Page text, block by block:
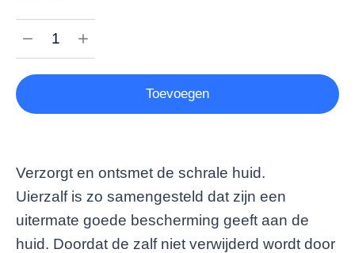
Toevoegen
Verzorgt en ontsmet de schrale huid.
Uierzalf is zo samengesteld dat zijn een
uitermate goede bescherming geeft aan de
huid. Doordat de zalf niet verwijderd wordt door